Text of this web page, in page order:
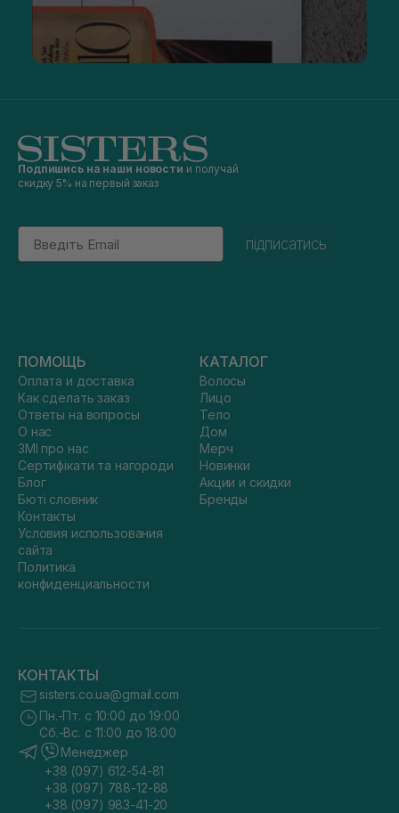
Подпишись на наши новости и получай
скидку 5% на первый заказ
Email
підписатись
ПОМОЩЬ
Оплата и доставка
Как сделать заказ
Ответы на вопросы
О нас
ЗМІ про нас
Сертифікати та нагороди
Блог
Бюті словник
Контакты
Условия использования
сайта
Политика
конфиденциальности
КАТАЛОГ
Волосы
Лицо
Тело
Дом
Мерч
Новинки
Акции и скидки
Бренды
КОНТАКТЫ
sisters.co.ua@gmail.com
Пн.-Пт. с 10:00 до 19:00
Сб.-Вс. с 11:00 до 18:00
Менеджер
+38 (097) 612-54-81
+38 (097) 788-12-88
+38 (097) 983-41-20